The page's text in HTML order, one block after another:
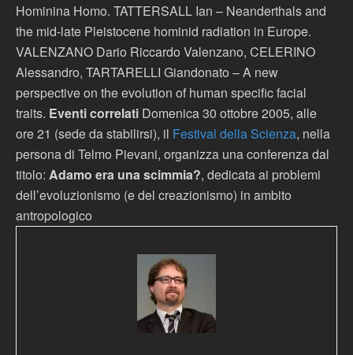
Hominina Homo. TATTERSALL Ian – Neanderthals and
the mid-late Pleistocene hominid radiation in Europe.
VALENZANO Dario Riccardo Valenzano, CELERINO
Alessandro, TARTARELLI Giandonato – A new
perspective on the evolution of human specific facial
traits. Eventi correlati Domenica 30 ottobre 2005, alle
ore 21 (sede da stabilirsi), il Festival della Scienza, nella
persona di Telmo Pievani, organizza una conferenza dal
titolo: Adamo era una scimmia?, dedicata ai problemi
dell’evoluzionismo (e del creazionismo) in ambito
antropologico